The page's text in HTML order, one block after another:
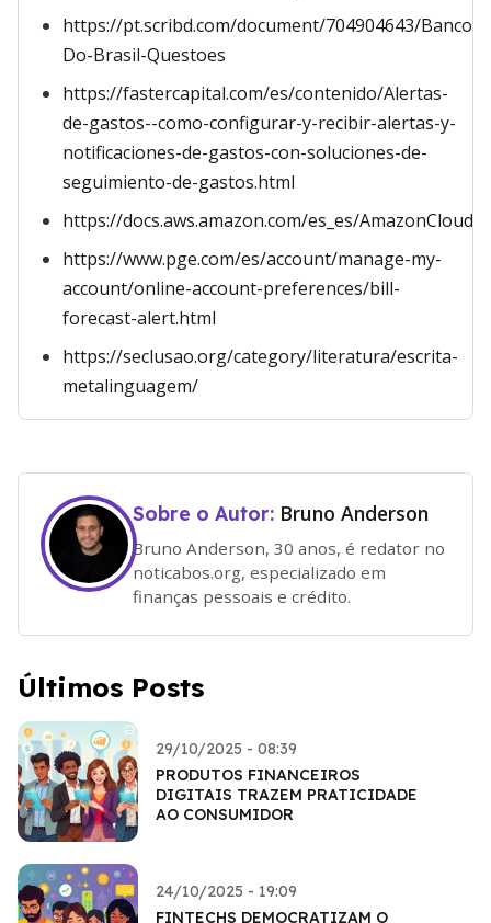
https://pt.scribd.com/document/704904643/Banco-
Do-Brasil-Questoes
https://fastercapital.com/es/contenido/Alertas-
de-gastos--como-configurar-y-recibir-alertas-y-
notificaciones-de-gastos-con-soluciones-de-
seguimiento-de-gastos.html
https://docs.aws.amazon.com/es_es/
https://www.pge.com/es/account/manage-my-
account/online-account-preferences/bill-
forecast-alert.html
https://seclusao.org/category/literatura/escrita-
metalinguagem/
Sobre o Autor: Bruno Anderson
Bruno Anderson, 30 anos, é redator no
noticabos.org, especializado em
finanças pessoais e crédito.
Últimos Posts
29/10/2025 - 08:39
PRODUTOS FINANCEIROS
DIGITAIS TRAZEM PRATICIDADE
AO CONSUMIDOR
24/10/2025 - 19:09
FINTECHS DEMOCRATIZAM O